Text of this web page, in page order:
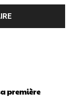
première